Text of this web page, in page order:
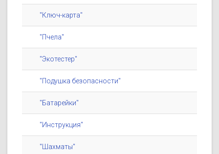
"Ключ-карта"
"Пчела"
"Экотестер"
"Подушка безопасности"
"Батарейки"
"Инструкция"
"Шахматы"